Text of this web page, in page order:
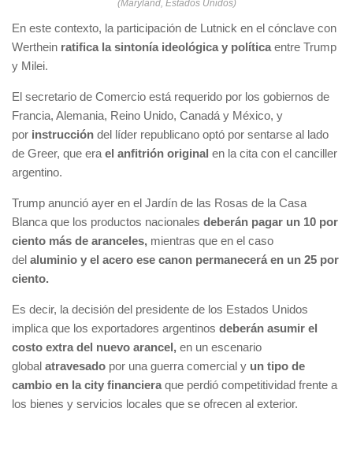
(Maryland, Estados Unidos)
En este contexto, la participación de Lutnick en el cónclave con
Werthein ratifica la sintonía ideológica y política entre Trump
y Milei.
El secretario de Comercio está requerido por los gobiernos de
Francia, Alemania, Reino Unido, Canadá y México, y
por instrucción del líder republicano optó por sentarse al lado
de Greer, que era el anfitrión original en la cita con el canciller
argentino.
Trump anunció ayer en el Jardín de las Rosas de la Casa
Blanca que los productos nacionales deberán pagar un 10 por
ciento más de aranceles, mientras que en el caso
del aluminio y el acero ese canon permanecerá en un 25 por
ciento.
Es decir, la decisión del presidente de los Estados Unidos
implica que los exportadores argentinos deberán asumir el
costo extra del nuevo arancel, en un escenario
global atravesado por una guerra comercial y un tipo de
cambio en la city financiera que perdió competitividad frente a
los bienes y servicios locales que se ofrecen al exterior.